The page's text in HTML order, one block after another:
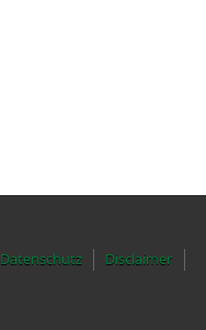
Datenschutz
Disclaimer